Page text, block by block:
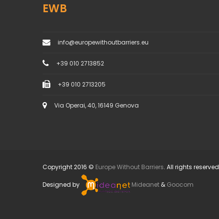
EWB
info@europewithoutbarriers.eu
+39 010 2713852
+39 010 2713205
Via Operai, 40, 16149 Genova
Copyright 2016 © Europe Without Barriers. All rights
Designed by Mideanet & Goocom